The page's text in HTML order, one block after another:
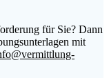
für Sie? Dann
mit